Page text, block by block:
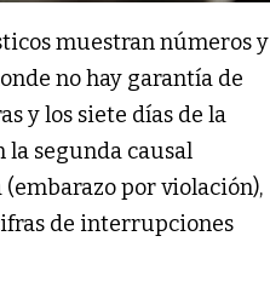
muestran números y
no hay garantía de
y los siete días de la
la segunda causal
por violación),
de interrupciones